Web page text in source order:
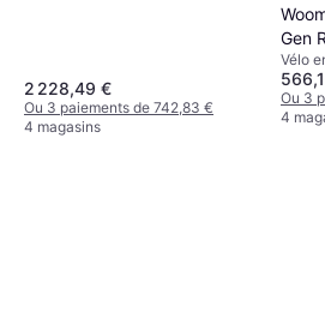
2 228,49 €
Ou 3 paiements de 742,83 €
4 magasins
Gen
Vélo
Ou 3
4